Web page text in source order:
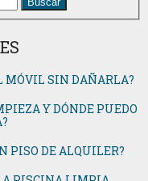
MÓVIL SIN DAÑARLA?
Y DÓNDE PUEDO
PISO DE ALQUILER?